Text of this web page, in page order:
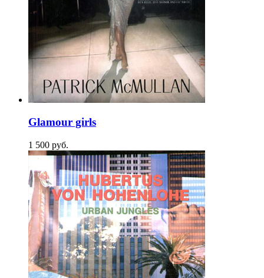
Glamour girls
1 500 pуб.